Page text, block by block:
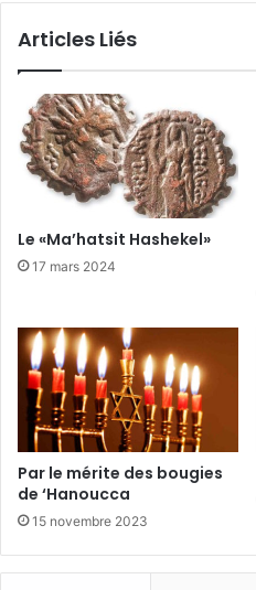
Articles Liés
Le «Ma’hatsit Hashekel»
17 mars 2024
Par le mérite des bougies
de ‘Hanoucca
15 novembre 2023